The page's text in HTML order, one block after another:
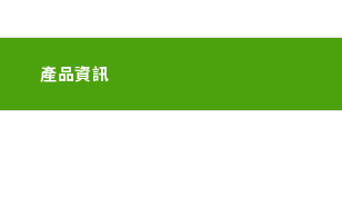
產品資訊